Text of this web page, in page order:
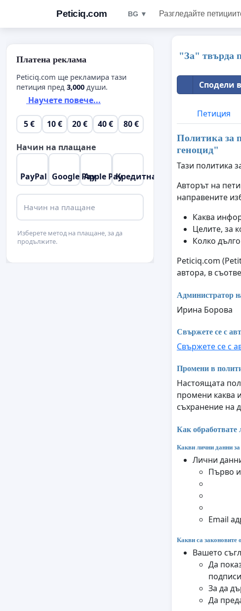
Peticiq.com BG ▼ Разгледайте
"За" твърда
Сподели
Петиция
Политика за
геноцид"
Тази политика
Авторът на
направените
Каква
Целите, за
Колко
Peticiq.com
автора, в
Администратор
Ирина Борова
Свържете се с
Свържете се с
Промени в
Настоящата
промени каква
съхранение на
Как обработвате
Какви лични данни
Лични
Първо
Email
Какви са законовите
Вашето
Да
За да
Да
Платена реклама
Peticiq.com ще рекламира тази
петиция пред 3,000 души.
Научете повече...
5 € 10 € 20 € 40 € 80 €
Начин на плащане
PayPal Google PayApple PayКредитна карта
Начин на плащане
Изберете метод на плащане, за да
продължите.